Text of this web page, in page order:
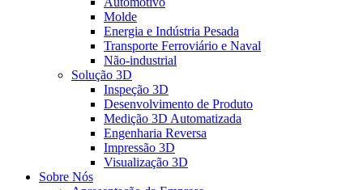
Molde
Energia e Indústria Pesada
Transporte Ferroviário e Naval
Não-industrial
Solução 3D
Inspeção 3D
Desenvolvimento de Produto
Medição 3D Automatizada
Engenharia Reversa
Impressão 3D
Visualização 3D
Sobre Nós